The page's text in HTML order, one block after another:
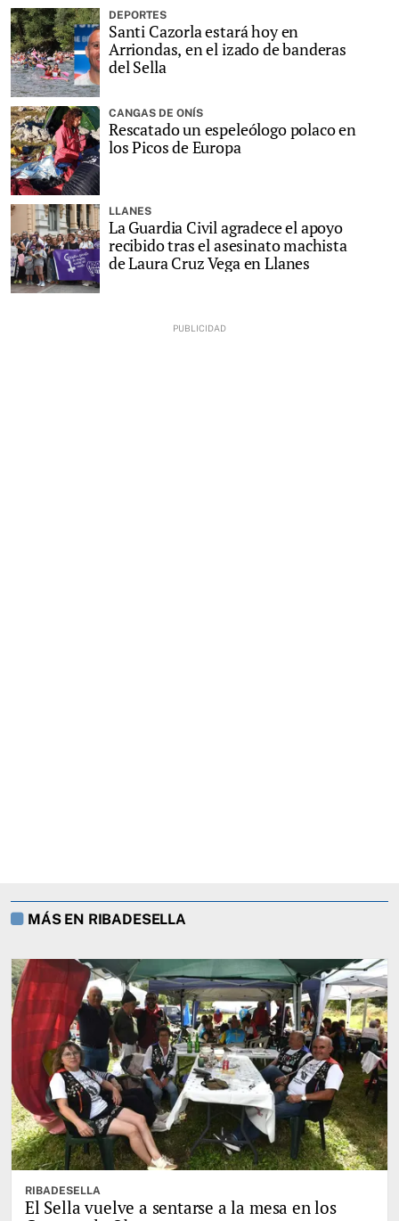
DEPORTES
Santi Cazorla estará hoy en
Arriondas, en el izado de banderas
del Sella
CANGAS DE ONÍS
Rescatado un espeleólogo polaco en
los Picos de Europa
LLANES
La Guardia Civil agradece el apoyo
recibido tras el asesinato machista
de Laura Cruz Vega en Llanes
MÁS EN RIBADESELLA
RIBADESELLA
El Sella vuelve a sentarse a la mesa en los